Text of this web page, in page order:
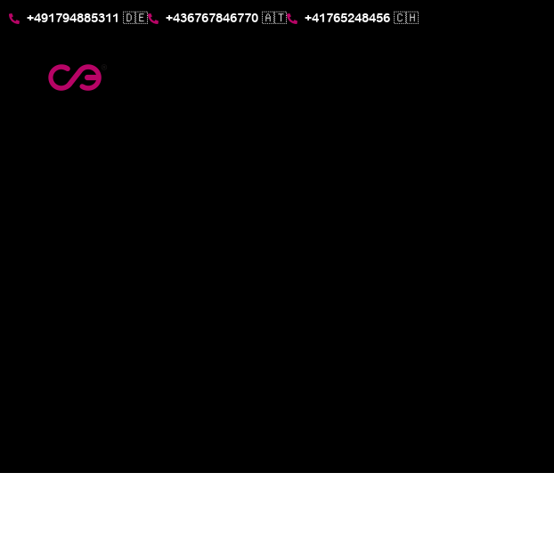
+491794885311 🇩🇪 +436767846770 🇦🇹 +41765248456 🇨🇭